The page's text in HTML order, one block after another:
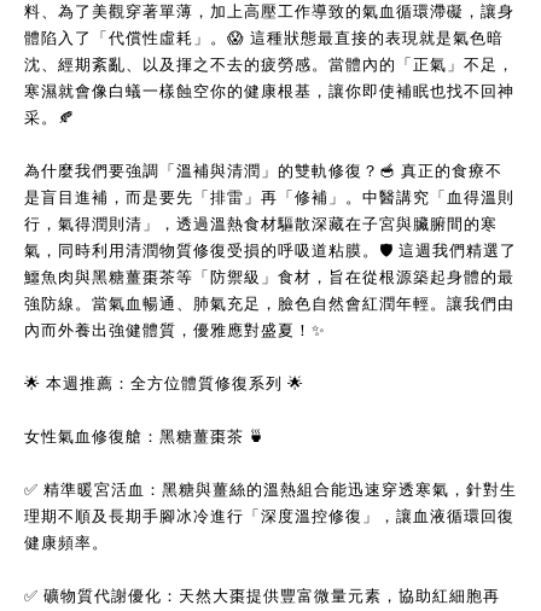
料、為了美觀穿著單薄，加上高壓工作導致的氣血循環滯礙，讓身
體陷入了「代償性虛耗」。 😱 這種狀態最直接的表現就是氣色暗
沈、經期紊亂、以及揮之不去的疲勞感。當體內的「正氣」不足，
寒濕就會像白蟻一樣蝕空你的健康根基，讓你即使補眠也找不回神
采。
🍂
為什麼我們要強調「溫補與清潤」的雙軌修復？ 🥣 真正的食療不
是盲目進補，而是要先「排雷」再「修補」。中醫講究「血得溫則
行，氣得潤則清」，透過溫熱食材驅散深藏在子宮與臟腑間的寒
氣，同時利用清潤物質修復受損的呼吸道粘膜。 🛡️ 這週我們精選了
鱷魚肉與黑糖薑棗茶等「防禦級」食材，旨在從根源築起身體的最
強防線。當氣血暢通、肺氣充足，臉色自然會紅潤年輕。讓我們由
內而外養出強健體質，優雅應對盛夏！ ✨
🌟 本週推薦：全方位體質修復系列 🌟
女性氣血修復艙：黑糖薑棗茶 🍵
✅ 精準暖宮活血：黑糖與薑絲的溫熱組合能迅速穿透寒氣，針對生
理期不順及長期手腳冰冷進行「深度溫控修復」，讓血液循環回復
健康頻率。
✅ 礦物質代謝優化：天然大棗提供豐富微量元素，協助紅細胞再